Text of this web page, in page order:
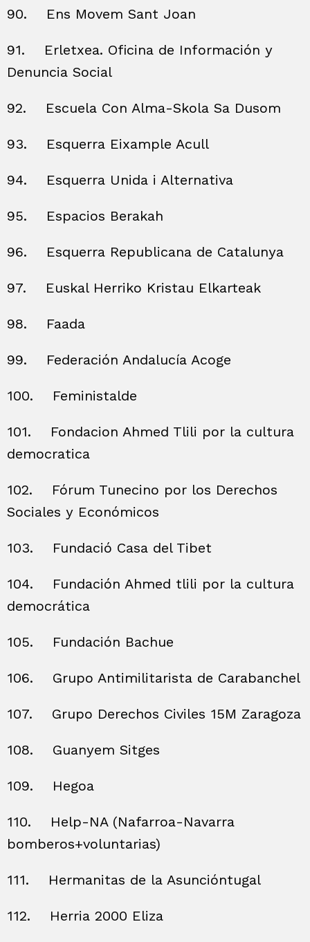
90. Ens Movem Sant Joan
91.
Erletxea. Oficina de Información y
Denuncia Social
92. Escuela Con Alma-Skola Sa Dusom
93. Esquerra Eixample Acull
94. Esquerra Unida i Alternativa
95. Espacios Berakah
96. Esquerra Republicana de Catalunya
97. Euskal Herriko Kristau Elkarteak
98. Faada
99. Federación Andalucía Acoge
100. Feministalde
101.
Fondacion Ahmed Tlili por la cultura
democratica
102.
Fórum Tunecino por los Derechos
Sociales y Económicos
103. Fundació Casa del Tibet
104.
Fundación Ahmed tlili por la cultura
democrática
105. Fundación Bachue
106. Grupo Antimilitarista de Carabanchel
107. Grupo Derechos Civiles 15M Zaragoza
108. Guanyem Sitges
109. Hegoa
110.
Help-NA (Nafarroa-Navarra
bomberos+voluntarias)
111. Hermanitas de la Asuncióntugal
112. Herria 2000 Eliza